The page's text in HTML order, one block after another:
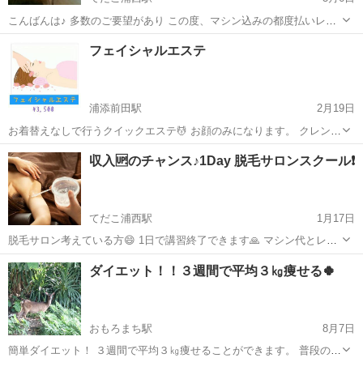
こんばんは♪ 多数のご要望があり この度、マシン込みの都度払いレッ
スンの受付を開始します。今回初めての都度対応となります。人数を
制限させていただきますのでご了承下さい。 ○痩身マシン&アロマボデ
ィ レッスン内容 アロ...
てだこ浦西駅
フェイシャルエステ
浦添前田駅
2月19日
お着替えなしで行うクイックエステ💆 お顔のみになります。 クレンジ
ング✨ ↓ 酵素パック✨ ↓ フェイシャルエステ✨ ↓
保湿フェイスマスク✨ 約1時間ほどです😊 酵...
沖縄 宜野湾市 浦添前田駅 酵素
収入🆙のチャンス♪1Day 脱毛サロンスクール❗
てだこ浦西駅
1月17日
脱毛サロン考えている方😄 1日で講習終了できます🙏 マシン代とレッ
スン代込み ⚠️技術レッスンのみは行っておりません。レッスンはマ
シンを購入される方のみとなっております。 また、モデルはご自身で
沖縄 沖縄市 てだこ浦西駅 エステ サロン
ダイエット！！３週間で平均３㎏痩せる🍀
おもろまち駅
8月7日
簡単ダイエット！ ３週間で平均３㎏痩せることができます。 普段の生